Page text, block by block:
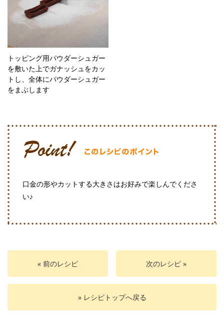
トッピング用パウダーシュガー
を敷いた上でガナッシュをカッ
トし、全体にパウダーシュガー
をまぶします
口金の形やカットする大きさはお好みで楽しんでくださ
い♪
« 前のレシピ 次のレシピ »
» レシピトップへ戻る